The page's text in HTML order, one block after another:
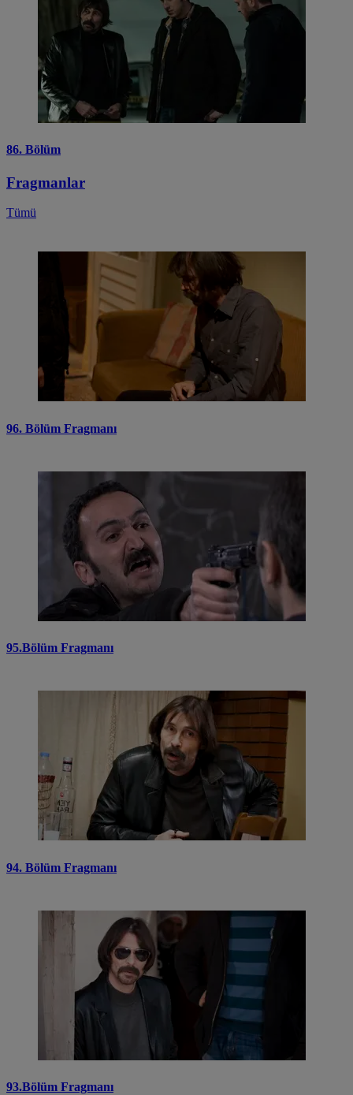
86. Bölüm
Fragmanlar
Tümü
96. Bölüm Fragmanı
95.Bölüm Fragmanı
94. Bölüm Fragmanı
93.Bölüm Fragmanı